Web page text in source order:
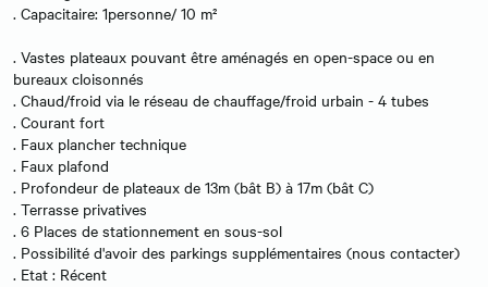
. Capacitaire: 1personne/ 10 m²
. Vastes plateaux pouvant être aménagés en open-space ou en
bureaux cloisonnés
. Chaud/froid via le réseau de chauffage/froid urbain - 4 tubes
. Courant fort
. Faux plancher technique
. Faux plafond
. Profondeur de plateaux de 13m (bât B) à 17m (bât C)
. Terrasse privatives
. 6 Places de stationnement en sous-sol
. Possibilité d'avoir des parkings supplémentaires (nous contacter)
. Etat : Récent